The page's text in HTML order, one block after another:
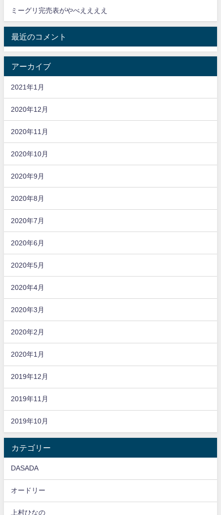
ミーグリ完売表がやべええええ
最近のコメント
アーカイブ
2021年1月
2020年12月
2020年11月
2020年10月
2020年9月
2020年8月
2020年7月
2020年6月
2020年5月
2020年4月
2020年3月
2020年2月
2020年1月
2019年12月
2019年11月
2019年10月
カテゴリー
DASADA
オードリー
上村ひなの